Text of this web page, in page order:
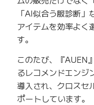
「AI似合う服診断
アイテムを効率よく
す。
このたび、『AUEN
るレコメンドエン
導入され、クロスセ
ポートしています。